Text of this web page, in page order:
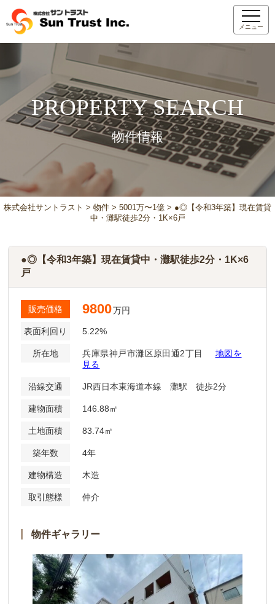
メニュー
PROPERTY SEARCH
物件情報
株式会社サントラスト > 物件 > 5001万〜1億 > ●◎【令和3年築】現在賃貸
中・灘駅徒歩2分・1K×6戸
●◎【令和3年築】現在賃貸中・灘駅徒歩2分・1K×6
戸
販売価格 9800万円
表面利回り 5.22%
所在地 兵庫県神戸市灘区原田通2丁目
地図を
見る
沿線交通 JR西日本東海道本線 灘駅 徒歩2分
建物面積 146.88㎡
土地面積 83.74㎡
築年数 4年
建物構造 木造
取引態様 仲介
物件ギャラリー